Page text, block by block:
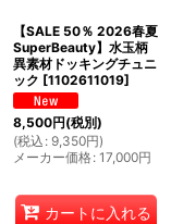
【SALE 50％ 2026春夏
SuperBeauty】水玉柄
異素材ドッキングチュニ
ック [1102611019]
8,500円(税別)
(税込 : 9,350円)
メーカー価格: 17,000円
カートに入れる